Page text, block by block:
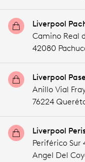
Liverpool
Camino Real
42080
Liverpool
Anillo Vial
76224
Liverpool
Periférico Sur
Angel Del